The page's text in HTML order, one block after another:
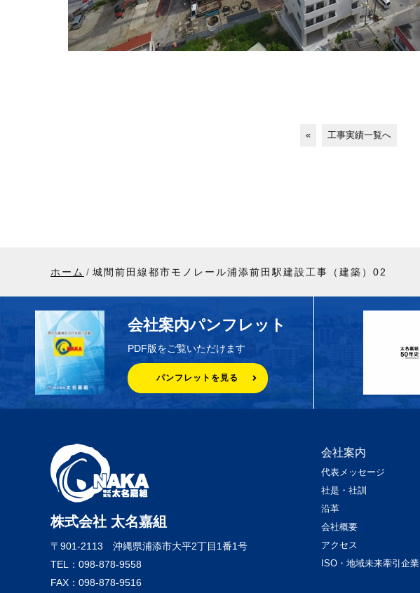
« 工事実績一覧へ
ホーム 城間前田線都市モノレール浦添前田駅建設工事（建築）02
会社案内パンフレット
PDF版をご覧いただけます
パンフレットを見る
株式会社 太名嘉組
〒901-2113 沖縄県浦添市大平2丁目1番1号
TEL：098-878-9558
FAX：098-878-9516
会社案内
代表メッセージ
社是・社訓
沿革
会社概要
アクセス
ISO・地域未来牽引企業